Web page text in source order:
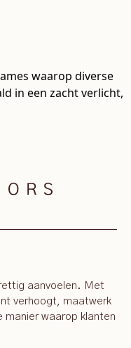
aanvoelen. Met
verhoogt, maatwerk
waarop klanten